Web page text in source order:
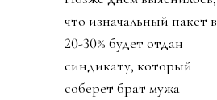
что изначальный пакет в
20-30% будет отдан
синдикату, который
соберет брат мужа